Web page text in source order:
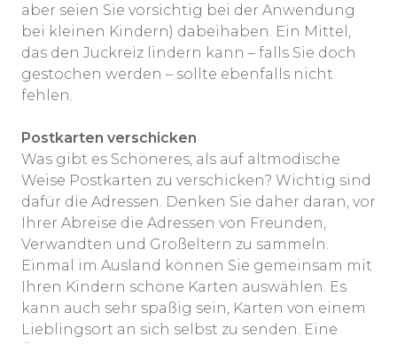
aber seien Sie vorsichtig bei der Anwendung
bei kleinen Kindern) dabeihaben. Ein Mittel,
das den Juckreiz lindern kann – falls Sie doch
gestochen werden – sollte ebenfalls nicht
fehlen.
Postkarten verschicken
Was gibt es Schöneres, als auf altmodische
Weise Postkarten zu verschicken? Wichtig sind
dafür die Adressen. Denken Sie daher daran, vor
Ihrer Abreise die Adressen von Freunden,
Verwandten und Großeltern zu sammeln.
Einmal im Ausland können Sie gemeinsam mit
Ihren Kindern schöne Karten auswählen. Es
kann auch sehr spaßig sein, Karten von einem
Lieblingsort an sich selbst zu senden. Eine